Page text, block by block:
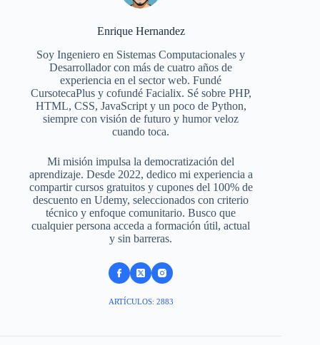
Enrique Hernandez
Soy Ingeniero en Sistemas Computacionales y
Desarrollador con más de cuatro años de
experiencia en el sector web. Fundé
CursotecaPlus y cofundé Facialix. Sé sobre PHP,
HTML, CSS, JavaScript y un poco de Python,
siempre con visión de futuro y humor veloz
cuando toca.
Mi misión impulsa la democratización del
aprendizaje. Desde 2022, dedico mi experiencia a
compartir cursos gratuitos y cupones del 100% de
descuento en Udemy, seleccionados con criterio
técnico y enfoque comunitario. Busco que
cualquier persona acceda a formación útil, actual
y sin barreras.
ARTÍCULOS: 2883